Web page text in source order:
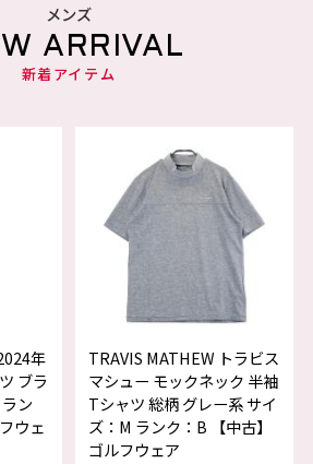
メンズ
ARRIVAL
新着アイテム
年
ブラ
ン
ウェ
TRAVIS MATHEW トラビス
マシュー モックネック 半袖
Tシャツ 総柄 グレー系 サイ
ズ：M ランク：B 【中古】
ゴルフウェア